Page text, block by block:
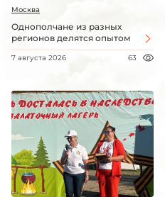
Москва
Однополчане из разных
регионов делятся опытом
7 августа 2026 63